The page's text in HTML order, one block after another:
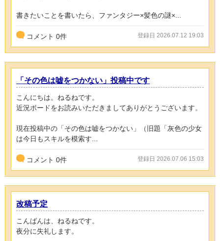
書きたいことを書いたら、ファンタジー×髪色の謎×...
コメント 0件 登録日 2026.07.12 19:03
「その色は嘘をつかない」投稿中です
こんにちは。ねるねです。
近況ボードをお読みいただきましてありがとうございます。
現在投稿中の「その色は嘘をつかない」（旧題「灰色の少女
は今日もスキルを模索す...
コメント 0件 登録日 2026.07.06 15:03
改稿予定
こんばんは、ねるねです。
夜分に失礼します。